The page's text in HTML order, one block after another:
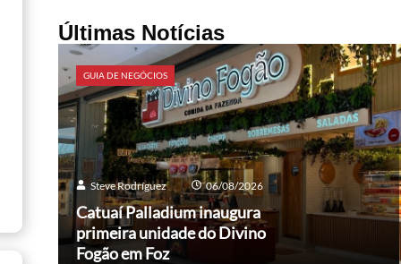
Últimas Notícias
GUIA DE NEGÓCIOS
Steve Rodríguez 06/08/2026
Catuaí Palladium inaugura
primeira unidade do Divino
Fogão em Foz